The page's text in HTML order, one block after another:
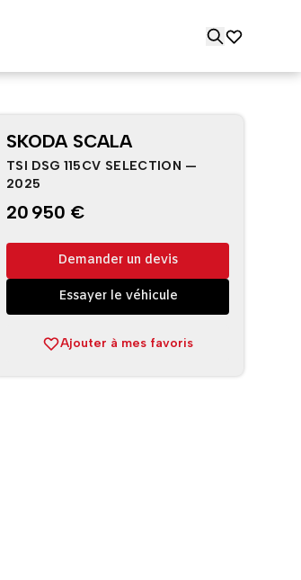
SKODA SCALA
TSI DSG 115CV SELECTION —
2025
20 950 €
Demander un devis
Essayer le véhicule
Ajouter à mes favoris